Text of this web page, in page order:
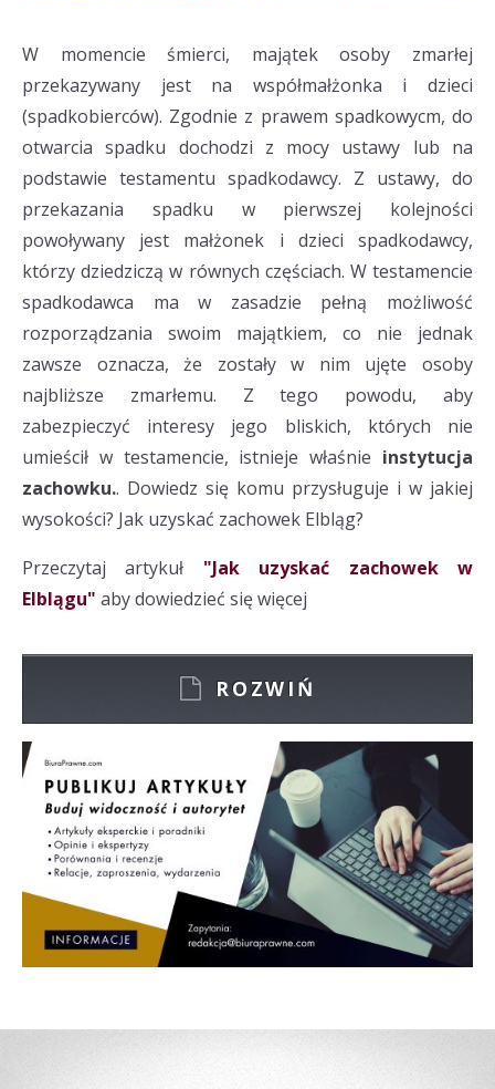
W momencie śmierci, majątek osoby zmarłej
przekazywany jest na współmałżonka i dzieci
(spadkobierców). Zgodnie z prawem spadkowycm, do
otwarcia spadku dochodzi z mocy ustawy lub na
podstawie testamentu spadkodawcy. Z ustawy, do
przekazania spadku w pierwszej kolejności
powoływany jest małżonek i dzieci spadkodawcy,
którzy dziedziczą w równych częściach. W testamencie
spadkodawca ma w zasadzie pełną możliwość
rozporządzania swoim majątkiem, co nie jednak
zawsze oznacza, że zostały w nim ujęte osoby
najbliższe zmarłemu. Z tego powodu, aby
zabezpieczyć interesy jego bliskich, których nie
umieścił w testamencie, istnieje właśnie instytucja
zachowku.. Dowiedz się komu przysługuje i w jakiej
wysokości? Jak uzyskać zachowek Elbląg?
Przeczytaj artykuł "Jak uzyskać zachowek w
Elblągu" aby dowiedzieć się więcej
ROZWIŃ